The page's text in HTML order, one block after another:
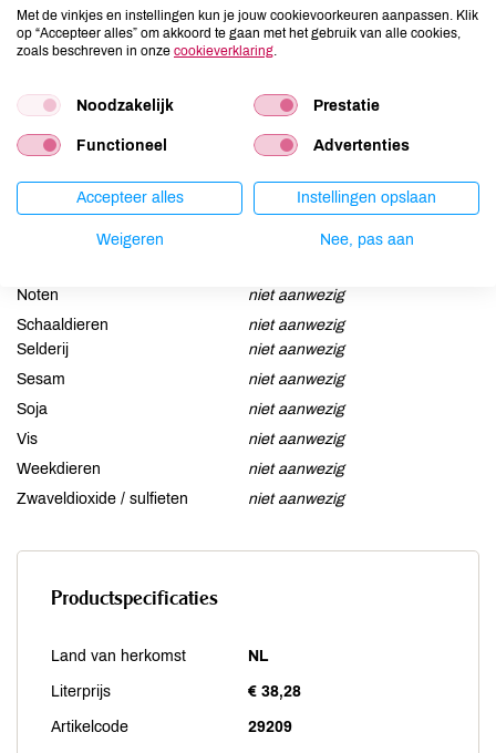
oorsprong
Aardnoten
niet aanwezig
Ei
niet aanwezig
niet aanwezig
niet aanwezig
Noten
niet aanwezig
Schaaldieren
niet aanwezig
Selderij
niet aanwezig
Sesam
niet aanwezig
Soja
niet aanwezig
Vis
niet aanwezig
Weekdieren
niet aanwezig
Zwaveldioxide / sulfieten
niet aanwezig
Productspecificaties
Land van herkomst NL
Literprijs € 38,28
Artikelcode 29209
Met de vinkjes en instellingen kun je jouw cookievoorkeuren aanpassen. Klik
op “Accepteer alles” om akkoord te gaan met het gebruik van alle cookies,
zoals beschreven in onze cookieverklaring.
Noodzakelijk Prestatie
Functioneel Advertenties
Accepteer alles Instellingen opslaan
Weigeren Nee, pas aan